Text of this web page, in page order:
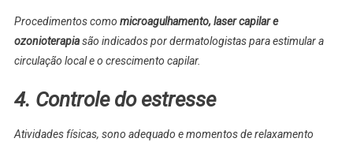
Procedimentos como microagulhamento, laser capilar e
ozonioterapiasão indicados por dermatologistas para estimular a
circulação local e o crescimento capilar.
4. Controle do estresse
Atividades físicas, sono adequado e momentos de relaxamento